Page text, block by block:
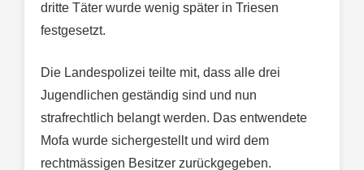
dritte Täter wurde wenig später in Triesen
festgesetzt.
Die Landespolizei teilte mit, dass alle drei
Jugendlichen geständig sind und nun
strafrechtlich belangt werden. Das entwendete
Mofa wurde sichergestellt und wird dem
rechtmässigen Besitzer zurückgegeben.